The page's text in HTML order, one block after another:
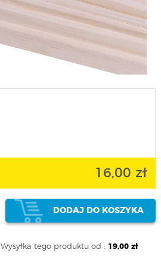
16,00 zł
DODAJ DO KOSZYKA
Wysyłka tego produktu od : 19,00 zł